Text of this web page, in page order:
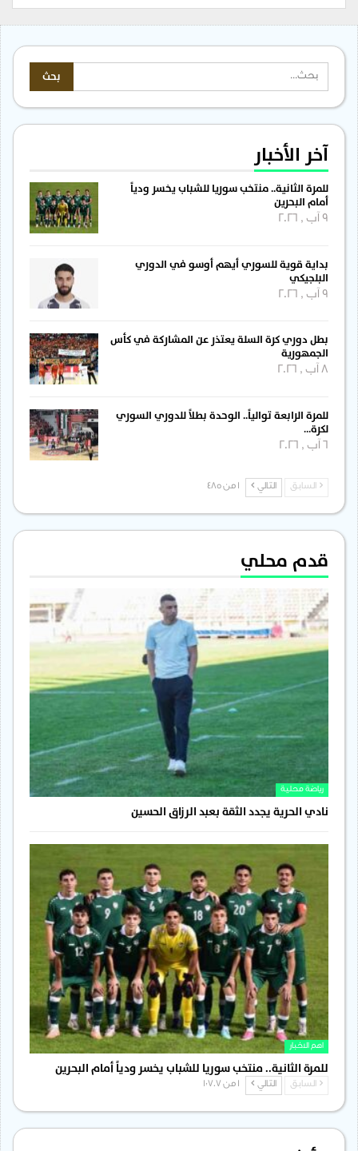
آخر الأخبار
للمرة الثانية.. منتخب سوريا للشباب يخسر ودياً
أمام البحرين
بداية قوية للسوري أيهم أوسو في الدوري
البلجيكي
بطل دوري كرة السلة يعتذر عن المشاركة في كأس
الجمهورية
للمرة الرابعة توالياً.. الوحدة بطلاً للدوري السوري
لكرة…
السابق التالي
قدم محلي
رياضة محلية
نادي الحرية يجدد الثقة بعبد الرزاق الحسين
اهم الاخبار
للمرة الثانية.. منتخب سوريا للشباب يخسر ودياً أمام البحرين
السابق التالي